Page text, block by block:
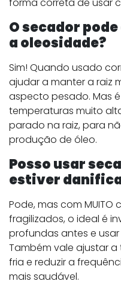
O secador
a oleosidade?
Sim! Quando usado
ajudar a manter a raiz
aspecto pesado. Mas
temperaturas muito
parado na raiz, para
produção de óleo.
Posso usar
estiver
Pode, mas com MUITO
fragilizados, o ideal é
profundas antes e
Também vale ajustar
fria e reduzir a
mais saudável.